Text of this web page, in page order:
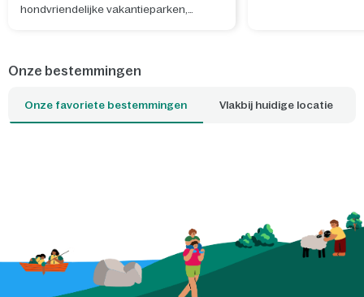
hondvriendelijke vakantieparken,
sterrenhemel, terwijl
avonden de
samen offline onder
Onze bestemmingen
Onze favoriete bestemmingen Vlakbij huidige locatie